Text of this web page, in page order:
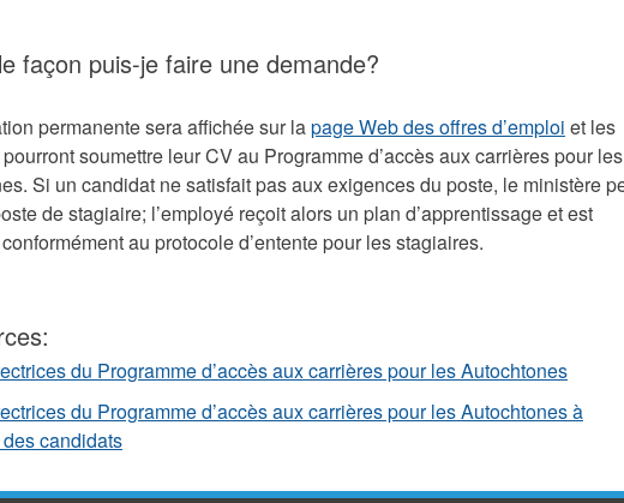
façon puis-je faire une demande?
permanente sera affichée sur lapage Web des offres d’emploi et les
soumettre leur CV au Programme d’accès aux carrières pour les
Si un candidat ne satisfait pas aux exigences du poste, le ministère
de stagiaire; l’employé reçoit alors un plan d’apprentissage et est
au protocole d’entente pour les stagiaires.
du Programme d’accès aux carrières pour les Autochtones
du Programme d’accès aux carrières pour les Autochtones à
des candidats